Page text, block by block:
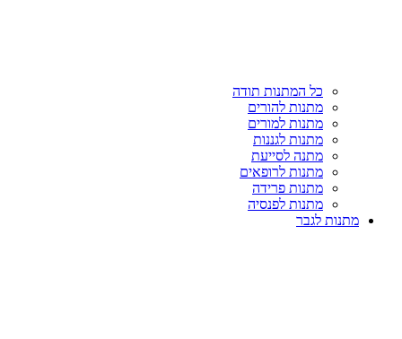
כל המתנות תודה
מתנות להורים
מתנות למורים
מתנות לגננות
מתנה לסייעת
מתנות לרופאים
מתנות פרידה
מתנות לפנסיה
מתנות לגבר